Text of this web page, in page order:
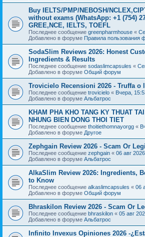
Buy IELTS/PMP/NEBOSH/
without exams (WhatsApp: +1 (754)
GREE,NCE, IELTS, TOEFL
Последнее сообщение greenpharmhouse «
Добавлено в форуме Правила пользования
SodaSlim Reviews 2026: Honest
Ingredients & Results
Последнее сообщение sodaslimcapsules «
Добавлено в форуме Общий форум
Trovicielo Recensioni 2026 - Truffa o
Последнее сообщение trovicielo « Вчера,
Добавлено в форуме Альбатрос
KHAM PHA KHO TANG KY THUAT
NHUNG BIEN DONG THOI TIET
Последнее сообщение thoitiethomnayorgg «
Добавлено в форуме Другое
Zephgain Review 2026 - Scam Or
Последнее сообщение zephgain « 06 авг
Добавлено в форуме Альбатрос
AlkaSlim Review 2026: Ingredients,
to Know
Последнее сообщение alkaslimcapsules « 06
Добавлено в форуме Общий форум
Bhraskilon Review 2026 - Scam Or
Последнее сообщение bhraskilon « 05 авг
Добавлено в форуме Альбатрос
Infinito Invexus Opiniones 2026 -